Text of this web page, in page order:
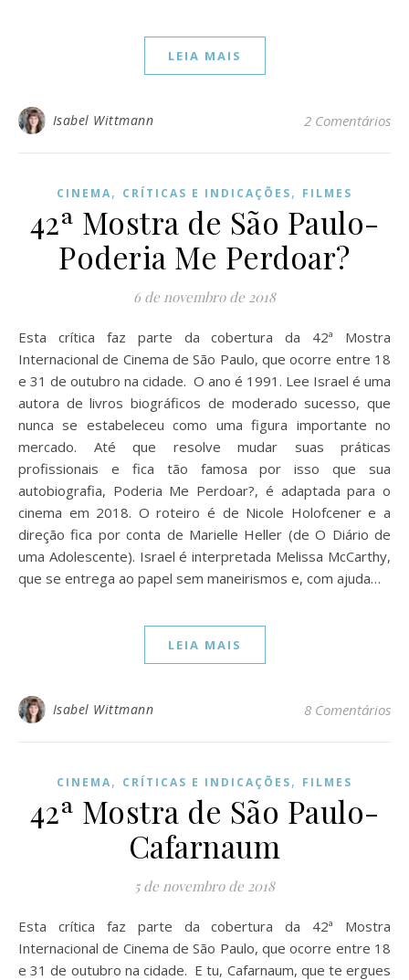
LEIA MAIS
Isabel Wittmann 2 Comentários
CINEMA, CRÍTICAS E INDICAÇÕES, FILMES
42ª Mostra de São Paulo-
Poderia Me Perdoar?
6 de novembro de 2018
Esta crítica faz parte da cobertura da 42ª Mostra
Internacional de Cinema de São Paulo, que ocorre entre 18
e 31 de outubro na cidade. O ano é 1991. Lee Israel é uma
autora de livros biográficos de moderado sucesso, que
nunca se estabeleceu como uma figura importante no
mercado. Até que resolve mudar suas práticas
profissionais e fica tão famosa por isso que sua
autobiografia, Poderia Me Perdoar?, é adaptada para o
cinema em 2018. O roteiro é de Nicole Holofcener e a
direção fica por conta de Marielle Heller (de O Diário de
uma Adolescente). Israel é interpretada Melissa McCarthy,
que se entrega ao papel sem maneirismos e, com ajuda…
LEIA MAIS
Isabel Wittmann 8 Comentários
CINEMA, CRÍTICAS E INDICAÇÕES, FILMES
42ª Mostra de São Paulo-
Cafarnaum
5 de novembro de 2018
Esta crítica faz parte da cobertura da 42ª Mostra
Internacional de Cinema de São Paulo, que ocorre entre 18
e 31 de outubro na cidade. E tu, Cafarnaum, que te ergues